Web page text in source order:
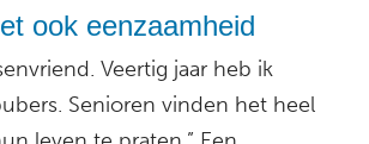
ook eenzaamheid
Veertig jaar heb ik
Senioren vinden het heel